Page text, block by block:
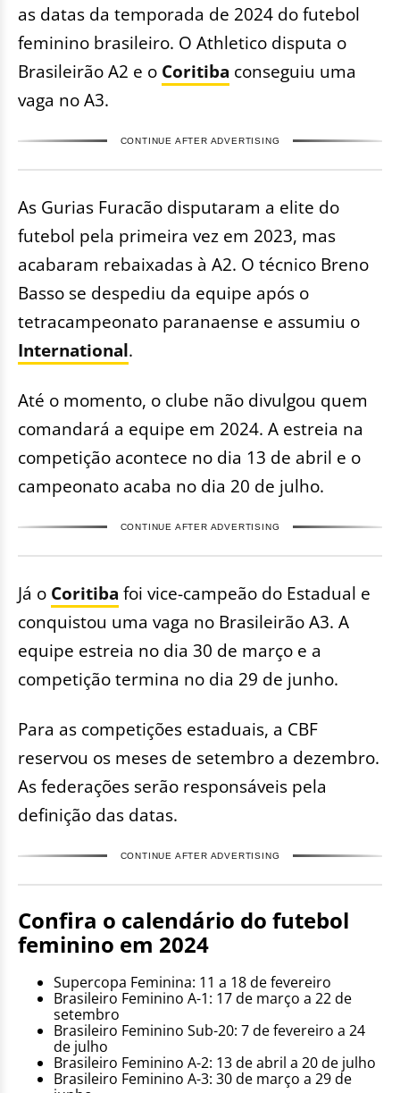
as datas da temporada de 2024 do futebol
feminino brasileiro. O Athletico disputa o
Brasileirão A2 e o Coritiba conseguiu uma
vaga no A3.
CONTINUE AFTER ADVERTISING
As Gurias Furacão disputaram a elite do
futebol pela primeira vez em 2023, mas
acabaram rebaixadas à A2. O técnico Breno
Basso se despediu da equipe após o
tetracampeonato paranaense e assumiu o
International.
Até o momento, o clube não divulgou quem
comandará a equipe em 2024. A estreia na
competição acontece no dia 13 de abril e o
campeonato acaba no dia 20 de julho.
CONTINUE AFTER ADVERTISING
Já o Coritiba foi vice-campeão do Estadual e
conquistou uma vaga no Brasileirão A3. A
equipe estreia no dia 30 de março e a
competição termina no dia 29 de junho.
Para as competições estaduais, a CBF
reservou os meses de setembro a dezembro.
As federações serão responsáveis pela
definição das datas.
CONTINUE AFTER ADVERTISING
Confira o calendário do futebol
feminino em 2024
Supercopa Feminina: 11 a 18 de fevereiro
Brasileiro Feminino A-1: 17 de março a 22 de
setembro
Brasileiro Feminino Sub-20: 7 de fevereiro a 24
de julho
Brasileiro Feminino A-2: 13 de abril a 20 de julho
Brasileiro Feminino A-3: 30 de março a 29 de